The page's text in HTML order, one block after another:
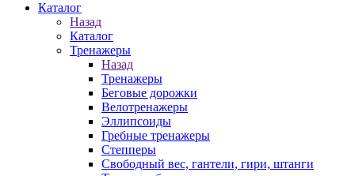
Каталог
Назад
Каталог
Тренажеры
Назад
Тренажеры
Беговые дорожки
Велотренажеры
Эллипсоиды
Гребные тренажеры
Степперы
Свободный вес, гантели, гири, штанги